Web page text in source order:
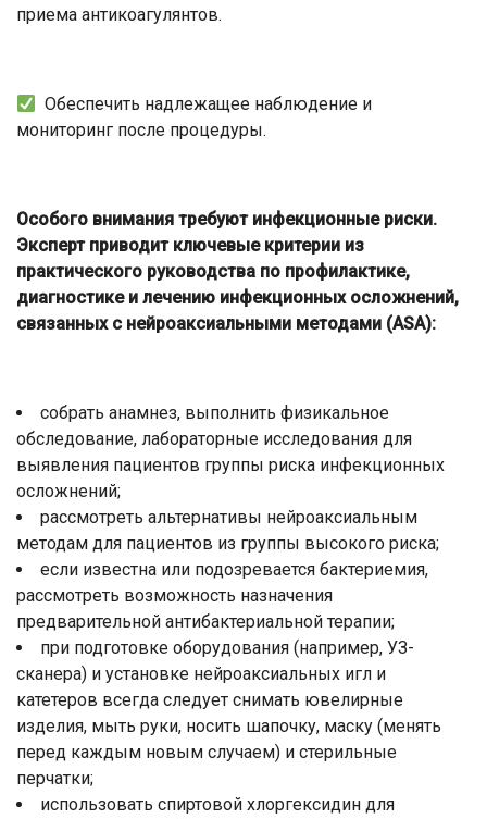
приема антикоагулянтов.
Обеспечить надлежащее наблюдение и
мониторинг после процедуры.
Особого внимания требуют инфекционные риски.
Эксперт приводит ключевые критерии из
практического руководства по профилактике,
диагностике и лечению инфекционных осложнений,
связанных с нейроаксиальными методами (ASA):
собрать анамнез, выполнить физикальное
обследование, лабораторные исследования для
выявления пациентов группы риска инфекционных
осложнений;
рассмотреть альтернативы нейроаксиальным
методам для пациентов из группы высокого риска;
если известна или подозревается бактериемия,
рассмотреть возможность назначения
предварительной антибактериальной терапии;
при подготовке оборудования (например, УЗ-
сканера) и установке нейроаксиальных игл и
катетеров всегда следует снимать ювелирные
изделия, мыть руки, носить шапочку, маску (менять
перед каждым новым случаем) и стерильные
перчатки;
использовать спиртовой хлоргексидин для